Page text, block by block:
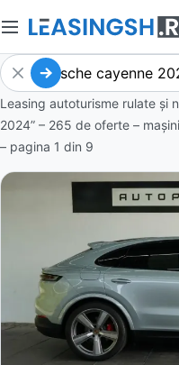
Leasing autoturisme rulate și
2024” – 265 de oferte –
– pagina 1 din 9